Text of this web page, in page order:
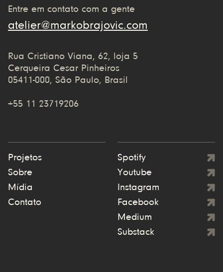
Entre em contato com a gente
atelier@markobrajovic.com
Rua Cristiano Viana, 62, loja 5
Cerqueira Cesar Pinheiros
05411-000, São Paulo, Brasil
+55 11 23719206
Projetos
Sobre
Mídia
Contato
Spotify
Youtube
Instagram
Facebook
Medium
Substack